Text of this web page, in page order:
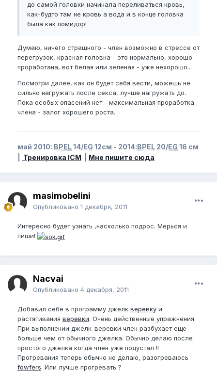
до самой головки начинала переливаться кровь,
как-будто там не кровь а вода и в конце головка
была как помидор!
Думаю, ничего страшного - член возможно в стрессе от
перегрузок, красная головка - это нормально, хорошо
проработана, вот белая или зеленая - уже нехорошо...
Посмотри далее, как он будет себя вести, можешь не
сильно нагружать после секса, лучше нагружать до.
Пока особых опасений нет - максимальная проработка
члена - залог хорошего роста.
май 2010: BPEL14/EG 12см - 2014:BPEL 20/EG 16 см
Тренировка ICM Мне пишите сюда
masimobelini
Опубликовано 1 декабря, 2011
Интересно будет узнать ,насколько подрос. Мерься и
пиши!
Nacvai
Опубликовано 4 декабря, 2011
Добавил себе в программу джелк веревку и
растягивания веревки. Очень действенные упражнения.
При выполнении джелк-веревки член разбухает еще
больше чем от обычного джелка. Обычно делаю после
простого джелка когда член уже подустал !!
Прогревания теперь обычно не делаю, разогреваюсь
fowfers. Или лучше прогревать ?